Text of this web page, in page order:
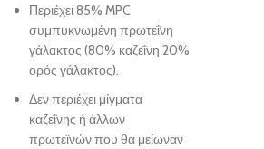
Περιέχει 85% MPC
συμπυκνωμένη πρωτεΐνη
γάλακτος (80% καζεΐνη 20%
ορός γάλακτος).
Δεν περιέχει μίγματα
καζεΐνης ή άλλων
πρωτεϊνών που θα μείωναν